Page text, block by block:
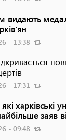
видають
- 13:38
- 17:31
харківські
заяв
- 09:48